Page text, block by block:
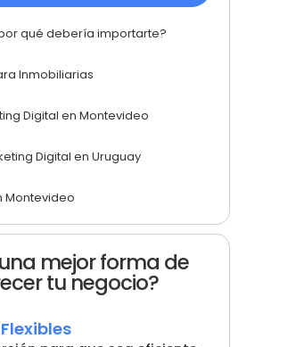
por qué debería importarte?
Inmobiliarias
Digital en Montevideo
Digital en Uruguay
Montevideo
mejor forma de
tu negocio?